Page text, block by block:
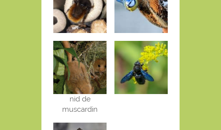
nid de
muscardin